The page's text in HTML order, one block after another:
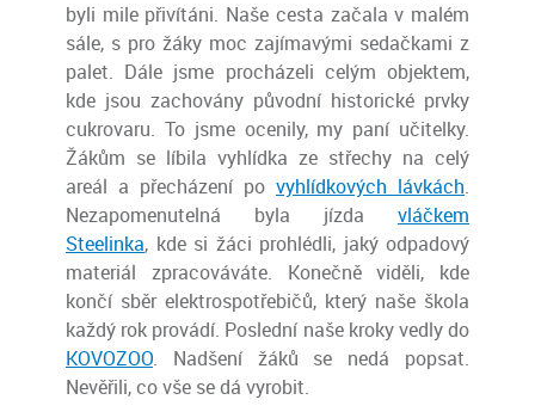
byli mile přivítáni. Naše cesta začala v malém
sále, s pro žáky moc zajímavými sedačkami z
palet. Dále jsme procházeli celým objektem,
kde jsou zachovány původní historické prvky
cukrovaru. To jsme ocenily, my paní učitelky.
Žákům se líbila vyhlídka ze střechy na celý
areál a přecházení po vyhlídkových lávkách.
Nezapomenutelná byla jízda vláčkem
Steelinka, kde si žáci prohlédli, jaký odpadový
materiál zpracováváte. Konečně viděli, kde
končí sběr elektrospotřebičů, který naše škola
každý rok provádí. Poslední naše kroky vedly do
KOVOZOO. Nadšení žáků se nedá popsat.
Nevěřili, co vše se dá vyrobit.